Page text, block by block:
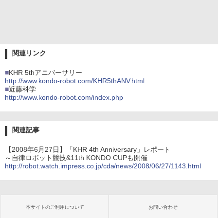
関連リンク
■KHR 5thアニバーサリー
http://www.kondo-robot.com/KHR5thANV.html
■近藤科学
http://www.kondo-robot.com/index.php
関連記事
【2008年6月27日】「KHR 4th Anniversary」レポート
～自律ロボット競技&11th KONDO CUPも開催
http://robot.watch.impress.co.jp/cda/news/2008/06/27/1143.html
本サイトのご利用について お問い合わせ